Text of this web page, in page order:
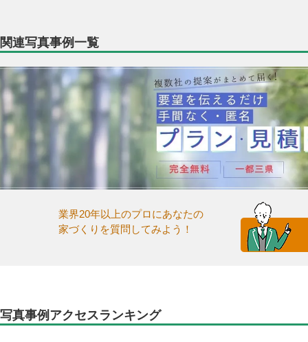
関連写真事例一覧
業界20年以上のプロにあなたの
家づくりを質問してみよう！
写真事例アクセスランキング